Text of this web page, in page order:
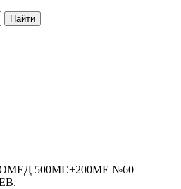
Найти
500МГ.+200МЕ №60